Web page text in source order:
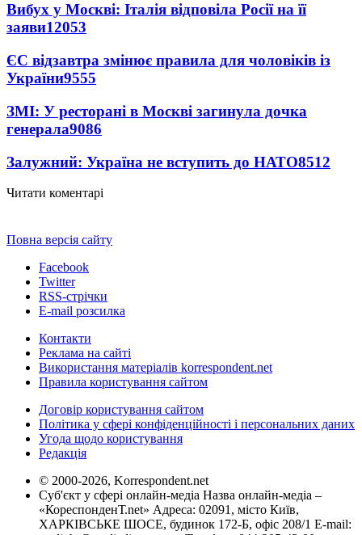
Вибух у Москві: Італія відповіла Росії на її
заяви12053
ЄС відзавтра змінює правила для чоловіків із
України9555
ЗМІ: У ресторані в Москві загинула дочка
генерала9086
Залужний: Україна не вступить до НАТО8512
Читати коментарі
Повна версія сайту
Facebook
Twitter
RSS-стрічки
E-mail розсилка
Контакти
Реклама на сайті
Використання матеріалів korrespondent.net
Правила користування сайтом
Договір користування сайтом
Політика у сфері конфіденційності і персональних даних
Угода щодо користування
Редакція
© 2000-2026, Korrespondent.net
Суб'єкт у сфері онлайн-медіа Назва онлайн-медіа –
«КореспонденТ.net» Адреса: 02091, місто Київ,
ХАРКІВСЬКЕ ШОСЕ, будинок 172-Б, офіс 208/1 E-mail: